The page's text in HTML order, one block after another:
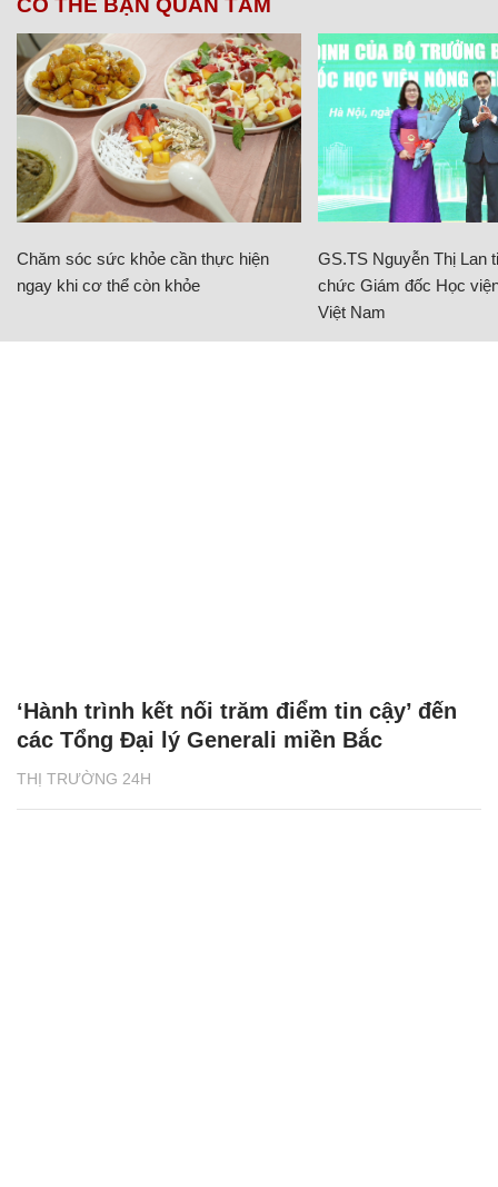
CÓ THỂ BẠN QUAN TÂM
Chăm sóc sức khỏe cần thực hiện
ngay khi cơ thể còn khỏe
GS.TS Nguyễn Thị Lan
chức Giám đốc Học
Việt Nam
THỊ TRƯỜNG 24H
‘Hành trình kết nối trăm điểm tin cậy’ đến
các Tổng Đại lý Generali miền Bắc